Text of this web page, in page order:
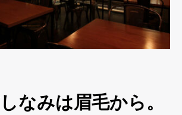
なみは眉毛から。